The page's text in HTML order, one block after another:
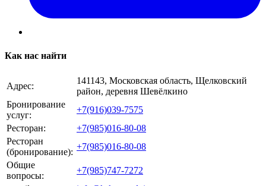
Как нас найти
Адрес:
141143, Московская область, Щелковский
район, деревня Шевёлкино
Бронирование
услуг:
+7(916)039-7575
Ресторан:
+7(985)016-80-08
Ресторан
(бронирование):
+7(985)016-80-08
Общие
вопросы:
+7(985)747-7272